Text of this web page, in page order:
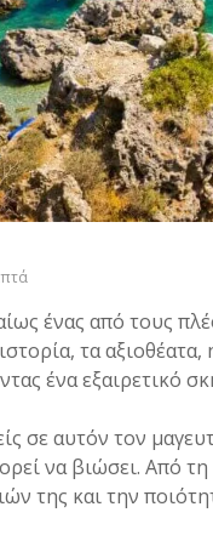
ένας από τους
τα
ένα εξαιρετικό
σε αυτόν τον
να βιώσει. Από
της και την